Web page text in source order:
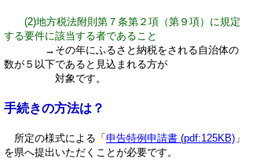
(2)地方税法附則第７条第２項（第９項）に規定
する要件に該当する者であること
→その年にふるさと納税をされる自治体の
数が５以下であると見込まれる方が
対象です。
手続きの方法は？
所定の様式による「申告特例申請書 (pdf:125KB) 」
を県へ提出いただくことが必要です。